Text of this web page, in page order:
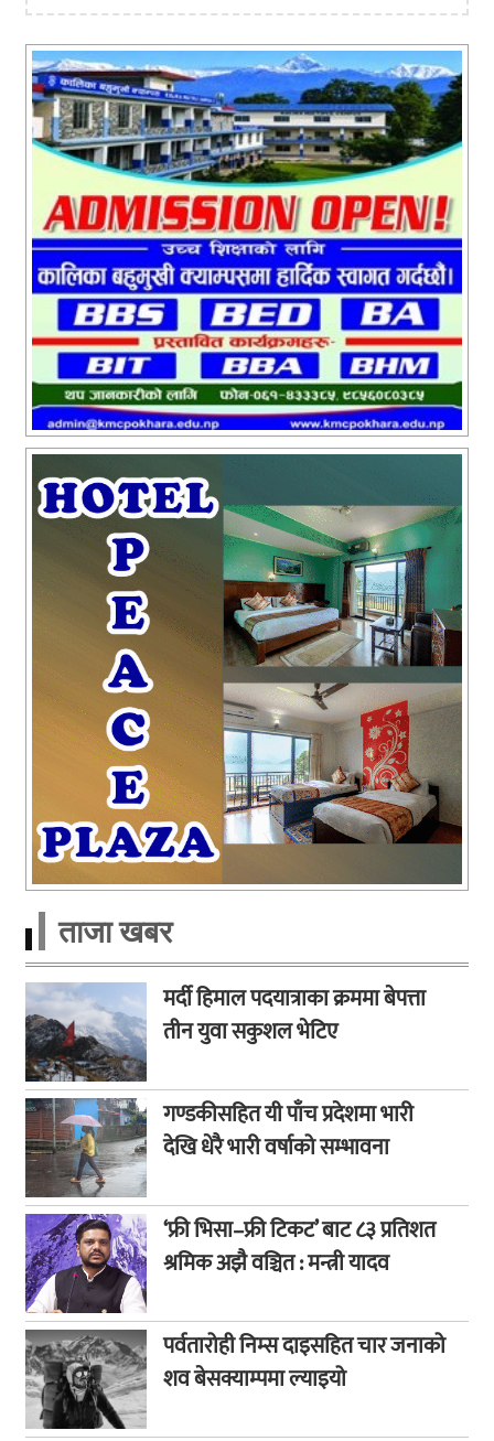
ताजा खबर
मर्दी हिमाल पदयात्राका क्रममा बेपत्ता
तीन युवा सकुशल भेटिए
गण्डकीसहित यी पाँच प्रदेशमा भारी
देखि धेरै भारी वर्षाको सम्भावना
‘फ्री भिसा–फ्री टिकट’ बाट ८३ प्रतिशत
श्रमिक अझै वञ्चित : मन्त्री यादव
पर्वतारोही निम्स दाइसहित चार जनाको
शव बेसक्याम्पमा ल्याइयो